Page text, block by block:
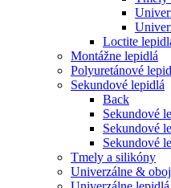
Loctite
Montážne lepidlá
Polyuretánové
Sekundové lepidlá
Back
Sekundové
Sekundové
Sekundové
Tmely a silikóny
Univerzálne &